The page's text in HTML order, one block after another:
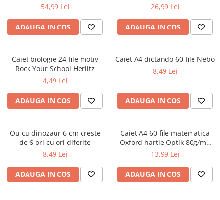
Acuarele și pensule școlare
Acuarele școlare și Tempera
Pensule școlare
Cărți
Cărți pentru copii
Cărți ilustrate și interactive
Materiale educaționale
Benzi desenate
Hobby și activități pentru copii
Educație și carte școlară
54,99 Lei
ADAUGA IN COS
26,99 Lei
ADAUGA IN COS
Caiet biologie 24 file motiv
Rock Your School Herlitz
4,49 Lei
ADAUGA IN COS
Caiet A4 dictando 60 file Nebo
8,49 Lei
ADAUGA IN COS
Ou cu dinozaur 6 cm creste
de 6 ori culori diferite
8,49 Lei
ADAUGA IN COS
Caiet A4 60 file matematica
Oxford hartie Optik 80g/mp
motiv Touch Pastel
13,99 Lei
ADAUGA IN COS